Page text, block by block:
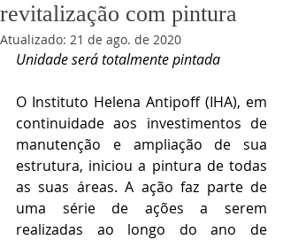
revitalização com pintura
Atualizado: 21 de ago. de 2020
Unidade será totalmente pintada
O Instituto Helena Antipoff (IHA), em
continuidade aos investimentos de
manutenção e ampliação de sua
estrutura, iniciou a pintura de todas
as suas áreas. A ação faz parte de
uma série de ações a serem
realizadas ao longo do ano de